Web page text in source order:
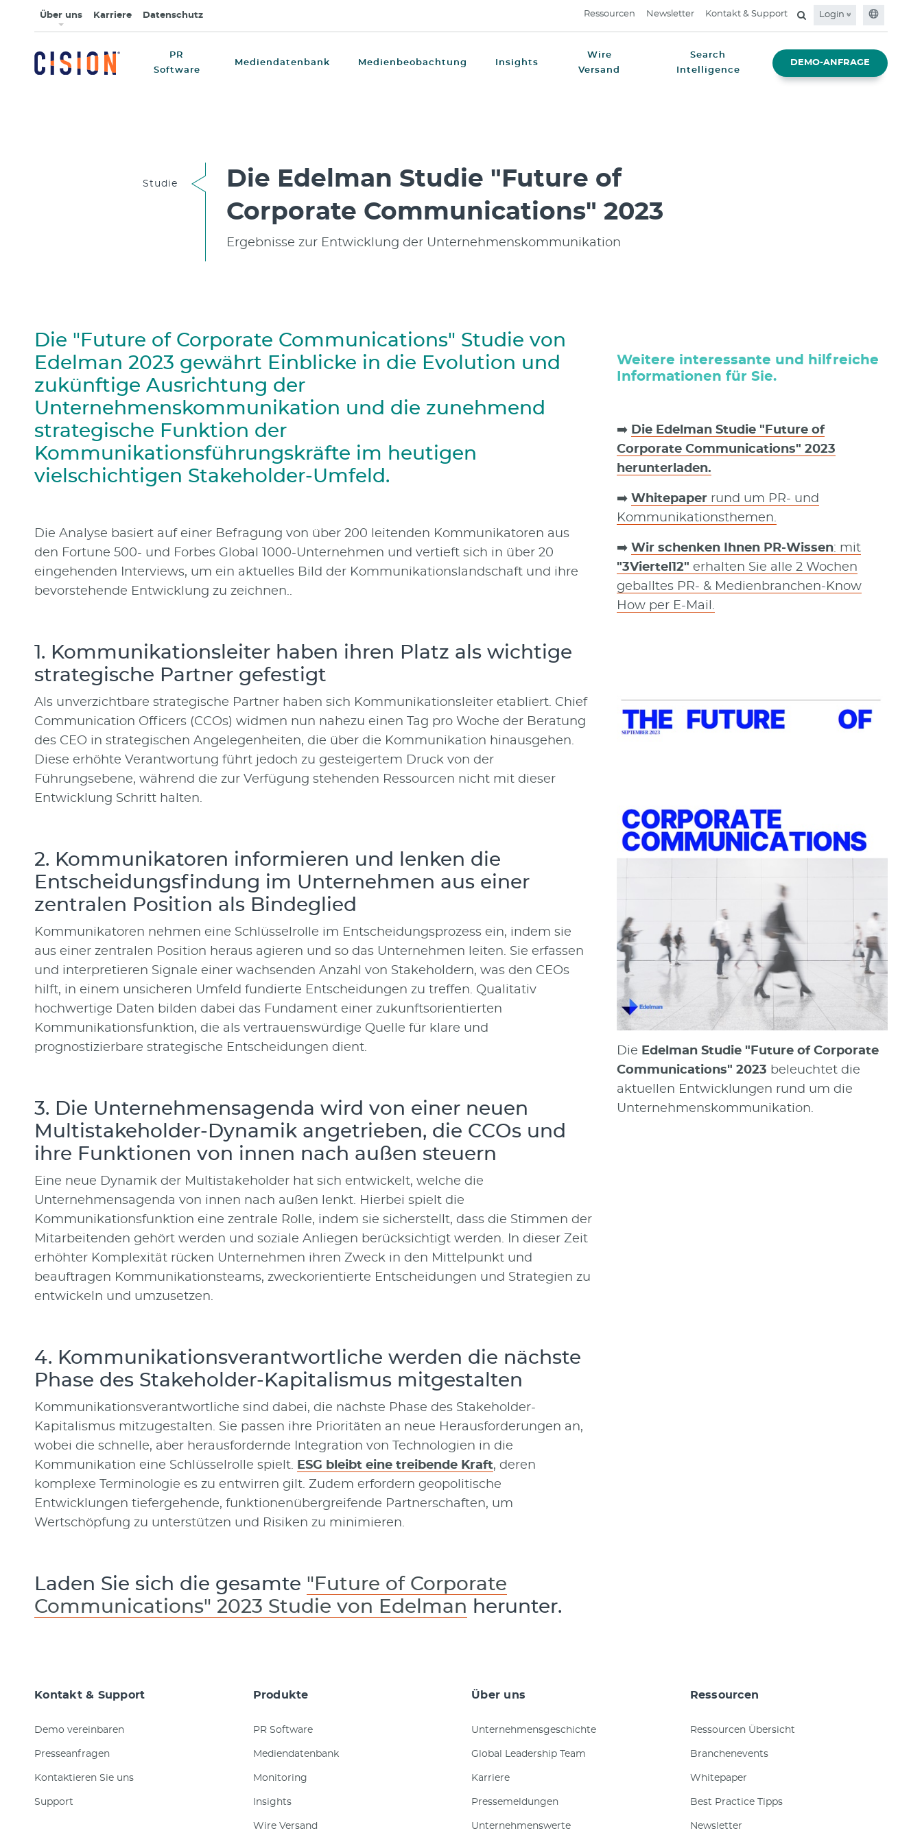
Über uns Karriere Datenschutz Ressourcen Newsletter Kontakt & Support Login
PR
Software
Mediendatenbank Medienbeobachtung Insights
Wire
Versand
Search
Intelligence
DEMO-ANFRAGE
Studie
Die Edelman Studie "Future of
Corporate Communications" 2023
Ergebnisse zur Entwicklung der Unternehmenskommunikation
Die "Future of Corporate Communications" Studie von
Edelman 2023 gewährt Einblicke in die Evolution und
zukünftige Ausrichtung der
Unternehmenskommunikation und die zunehmend
strategische Funktion der
Kommunikationsführungskräfte im heutigen
vielschichtigen Stakeholder-Umfeld.
Die Analyse basiert auf einer Befragung von über 200 leitenden Kommunikatoren aus
den Fortune 500- und Forbes Global 1000-Unternehmen und vertieft sich in über 20
eingehenden Interviews, um ein aktuelles Bild der Kommunikationslandschaft und ihre
bevorstehende Entwicklung zu zeichnen..
1. Kommunikationsleiter haben ihren Platz als wichtige
strategische Partner gefestigt
Als unverzichtbare strategische Partner haben sich Kommunikationsleiter etabliert. Chief
Communication Officers (CCOs) widmen nun nahezu einen Tag pro Woche der Beratung
des CEO in strategischen Angelegenheiten, die über die Kommunikation hinausgehen.
Diese erhöhte Verantwortung führt jedoch zu gesteigertem Druck von der
Führungsebene, während die zur Verfügung stehenden Ressourcen nicht mit dieser
Entwicklung Schritt halten.
2. Kommunikatoren informieren und lenken die
Entscheidungsfindung im Unternehmen aus einer
zentralen Position als Bindeglied
Kommunikatoren nehmen eine Schlüsselrolle im Entscheidungsprozess ein, indem sie
aus einer zentralen Position heraus agieren und so das Unternehmen leiten. Sie erfassen
und interpretieren Signale einer wachsenden Anzahl von Stakeholdern, was den CEOs
hilft, in einem unsicheren Umfeld fundierte Entscheidungen zu treffen. Qualitativ
hochwertige Daten bilden dabei das Fundament einer zukunftsorientierten
Kommunikationsfunktion, die als vertrauenswürdige Quelle für klare und
prognostizierbare strategische Entscheidungen dient.
3. Die Unternehmensagenda wird von einer neuen
Multistakeholder-Dynamik angetrieben, die CCOs und
ihre Funktionen von innen nach außen steuern
Eine neue Dynamik der Multistakeholder hat sich entwickelt, welche die
Unternehmensagenda von innen nach außen lenkt. Hierbei spielt die
Kommunikationsfunktion eine zentrale Rolle, indem sie sicherstellt, dass die Stimmen der
Mitarbeitenden gehört werden und soziale Anliegen berücksichtigt werden. In dieser Zeit
erhöhter Komplexität rücken Unternehmen ihren Zweck in den Mittelpunkt und
beauftragen Kommunikationsteams, zweckorientierte Entscheidungen und Strategien zu
entwickeln und umzusetzen.
4. Kommunikationsverantwortliche werden die nächste
Phase des Stakeholder-Kapitalismus mitgestalten
Kommunikationsverantwortliche sind dabei, die nächste Phase des Stakeholder-
Kapitalismus mitzugestalten. Sie passen ihre Prioritäten an neue Herausforderungen an,
wobei die schnelle, aber herausfordernde Integration von Technologien in die
Kommunikation eine Schlüsselrolle spielt. ESG bleibt eine treibende Kraft, deren
komplexe Terminologie es zu entwirren gilt. Zudem erfordern geopolitische
Entwicklungen tiefergehende, funktionenübergreifende Partnerschaften, um
Wertschöpfung zu unterstützen und Risiken zu minimieren.
Laden Sie sich die gesamte "Future of Corporate
Communications" 2023 Studie von Edelman herunter.
Weitere interessante und hilfreiche
Informationen für Sie.
➡️ Die Edelman Studie "Future of
Corporate Communications" 2023
herunterladen.
➡️ Whitepaper rund um PR- und
Kommunikationsthemen.
➡️Wir schenken Ihnen PR-Wissen: mit
"3Viertel12" erhalten Sie alle 2 Wochen
geballtes PR- & Medienbranchen-Know
How per E-Mail.
Die Edelman Studie "Future of Corporate
Communications" 2023 beleuchtet die
aktuellen Entwicklungen rund um die
Unternehmenskommunikation.
Kontakt & Support
Demo vereinbaren
Presseanfragen
Kontaktieren Sie uns
Support
Produkte
PR Software
Mediendatenbank
Monitoring
Insights
Wire Versand
Über uns
Unternehmensgeschichte
Global Leadership Team
Karriere
Pressemeldungen
Unternehmenswerte
Ressourcen
Ressourcen Übersicht
Branchenevents
Whitepaper
Best Practice Tipps
Newsletter